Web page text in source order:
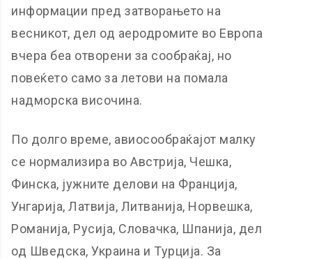
информации пред затворањето на
весникот, дел од аеродромите во Европа
вчера беа отворени за сообраќај, но
повеќето само за летови на помала
надморска височина.
По долго време, авиосообраќајот малку
се нормализира во Австрија, Чешка,
Финска, јужните делови на Франција,
Унгарија, Латвија, Литванија, Норвешка,
Романија, Русија, Словачка, Шпанија, дел
од Шведска, Украина и Турција. За